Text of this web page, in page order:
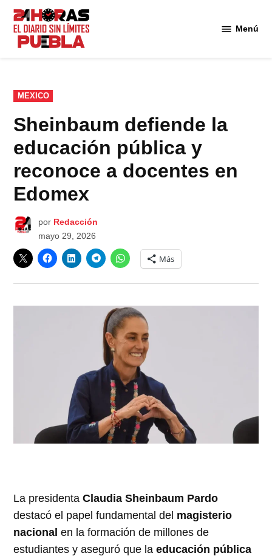
Saltar
contenido
Menú
PUBLICADO
EN
MEXICO
Sheinbaum defiende la
educación pública y
reconoce a docentes en
Edomex
por Redacción
mayo 29, 2026
Más
La presidentaClaudia Sheinbaum Pardo
destacó el papel fundamental del magisterio
nacional en la formación de millones de
estudiantes y aseguró que laeducación pública